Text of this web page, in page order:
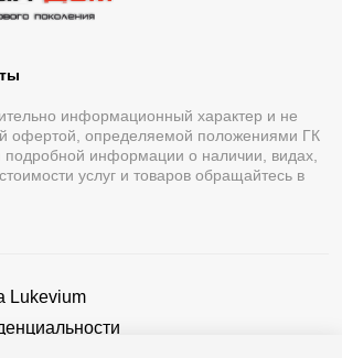
информационный характер и не
офертой, определяемой положениями ГК
информации о наличии, видах,
услуг и товаров обращайтесь в
Lukevium
соглашение